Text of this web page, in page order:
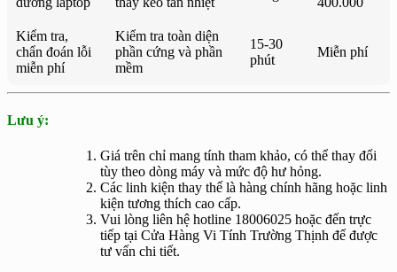
Kiểm tra,
chẩn đoán lỗi
miễn phí
Kiểm tra toàn diện
phần cứng và phần
mềm
15-30
phút
Miễn phí
Lưu ý:
Giá trên chỉ mang tính tham khảo, có thể thay đổi
tùy theo dòng máy và mức độ hư hỏng.
Các linh kiện thay thế là hàng chính hãng hoặc linh
kiện tương thích cao cấp.
Vui lòng liên hệ hotline 18006025 hoặc đến trực
tiếp tại Cửa Hàng Vi Tính Trường Thịnh để được
tư vấn chi tiết.